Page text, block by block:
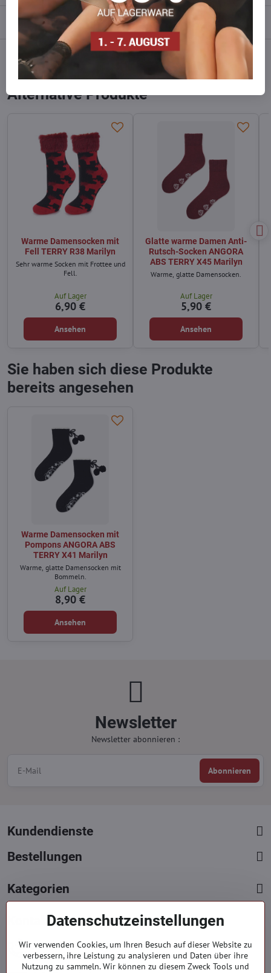
Diskussion 0
Facebook Reddit LinkedIn WhatsApp
Alternative Produkte
Warme Damensocken mit
Fell TERRY R38 Marilyn
Sehr warme Socken mit Frottee und
Fell.
Auf Lager
6,90 €
Ansehen
Glatte warme Damen Anti-
Rutsch-Socken ANGORA
ABS TERRY X45 Marilyn
Warme, glatte Damensocken.
Auf Lager
5,90 €
Ansehen
Sie haben sich diese Produkte
bereits angesehen
Warme Damensocken mit
Pompons ANGORA ABS
TERRY X41 Marilyn
Warme, glatte Damensocken mit
Bommeln.
Auf Lager
8,90 €
Ansehen
Newsletter
Newsletter abonnieren :
Abonnieren
Kundendienste
Bestellungen
Kategorien
Kontakte
+421 919 060 751
Mont. - Freit. : 9:00 - 15:00 hod.
Datenschutzeinstellungen
Wir verwenden Cookies, um Ihren Besuch auf dieser Website zu
verbessern, ihre Leistung zu analysieren und Daten über ihre
Nutzung zu sammeln. Wir können zu diesem Zweck Tools und